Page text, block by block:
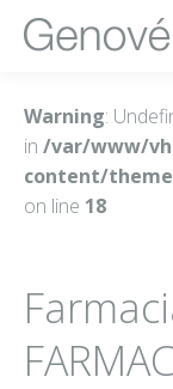
Warning:
in /var/www/
content/
on line 18